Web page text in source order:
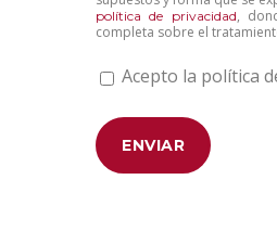
política de privacidad,
completa sobre el
Acepto la política